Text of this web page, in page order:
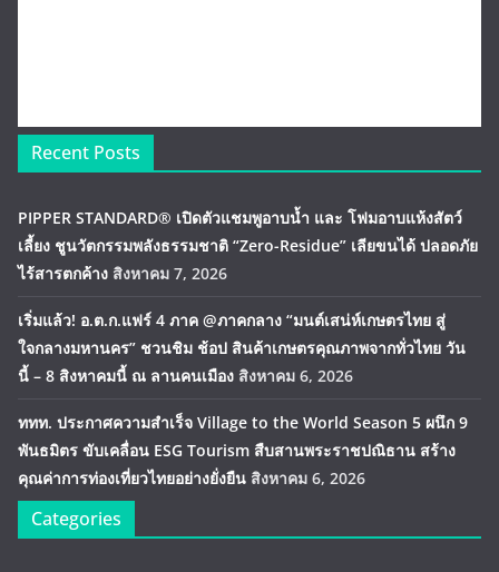
Recent Posts
PIPPER STANDARD® เปิดตัวแชมพูอาบน้ำ และ โฟมอาบแห้งสัตว์
เลี้ยง ชูนวัตกรรมพลังธรรมชาติ “Zero-Residue” เลียขนได้ ปลอดภัย
ไร้สารตกค้าง สิงหาคม 7, 2026
เริ่มแล้ว! อ.ต.ก.แฟร์ 4 ภาค @ภาคกลาง “มนต์เสน่ห์เกษตรไทย สู่
ใจกลางมหานคร” ชวนชิม ช้อป สินค้าเกษตรคุณภาพจากทั่วไทย วัน
นี้ – 8 สิงหาคมนี้ ณ ลานคนเมือง สิงหาคม 6, 2026
ททท. ประกาศความสำเร็จ Village to the World Season 5 ผนึก 9
พันธมิตร ขับเคลื่อน ESG Tourism สืบสานพระราชปณิธาน สร้าง
คุณค่าการท่องเที่ยวไทยอย่างยั่งยืน สิงหาคม 6, 2026
Categories